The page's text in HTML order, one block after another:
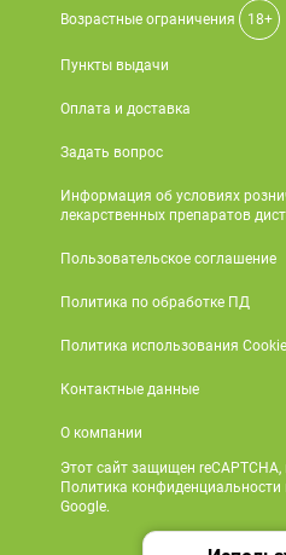
Возрастные ограничения 18+
Пункты выдачи
Оплата и доставка
Задать вопрос
Информация об условиях
лекарственных препаратов
Пользовательское соглашение
Политика по обработке ПД
Политика использования
Контактные данные
О компании
Этот сайт защищен
Политика
Google.